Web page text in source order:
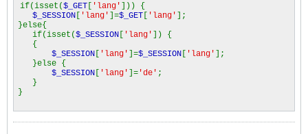
if(isset($_GET [ 'lang' ])) {
$_SESSION [ 'lang' ]=$_GET [ 'lang' ];
}else{
if(isset($_SESSION [ 'lang' ]) {
{
$_SESSION [ 'lang' ]=$_SESSION [ 'lang' ];
}else {
$_SESSION [ 'lang' ]= 'de' ;
}
}